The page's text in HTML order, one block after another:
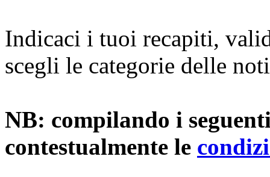
Indicaci i tuoi recapiti,
scegli le categorie delle
NB: compilando i
contestualmente le